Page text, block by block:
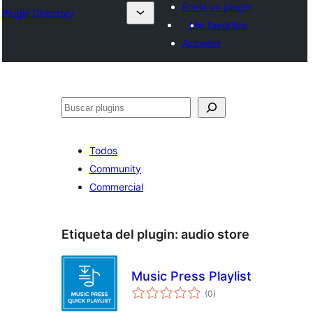
Plugin Directory
Envía un plugin
Mis favoritos
Acceder
Buscar
Todos
Community
Commercial
Etiqueta del plugin: audio store
Music Press Playlist
(0valoraciones
en
)